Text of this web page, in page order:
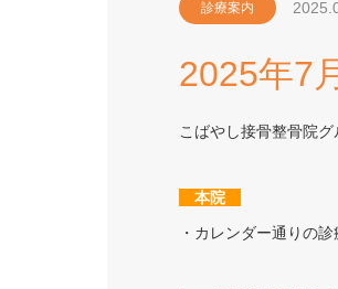
診療案内
2025年7
こばやし接骨整骨院グ
本院
・カレンダー通りの診